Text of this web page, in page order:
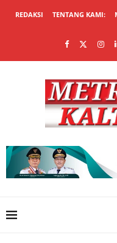
REDAKSI TENTANG KAMI: